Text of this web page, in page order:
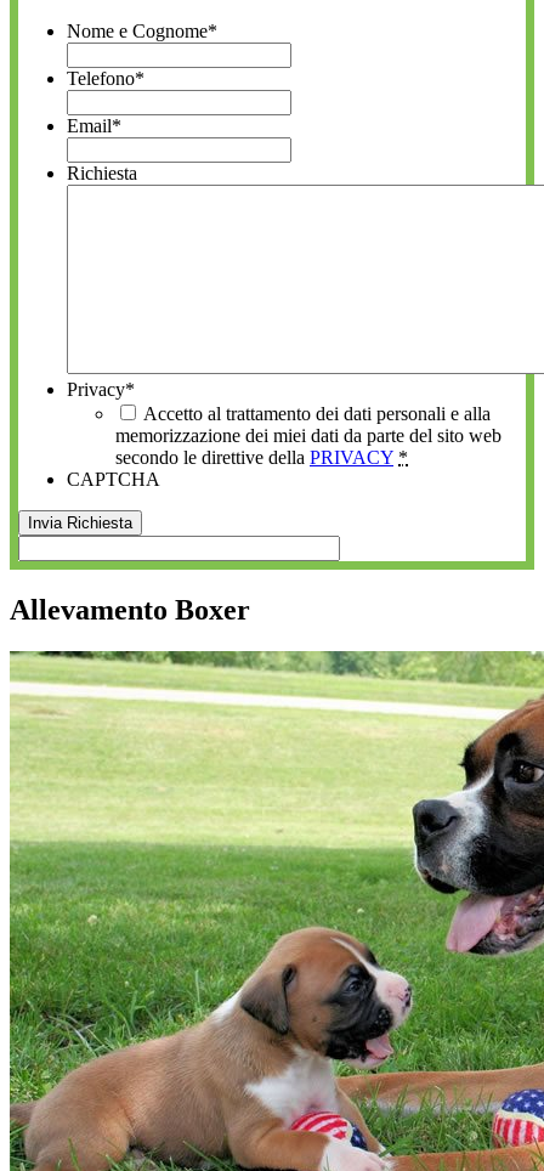
Nome e Cognome*
Telefono*
Email*
Richiesta
Privacy*
Accetto al trattamento dei dati personali e alla
memorizzazione dei miei dati da parte del sito web
secondo le direttive della PRIVACY *
CAPTCHA
Allevamento Boxer